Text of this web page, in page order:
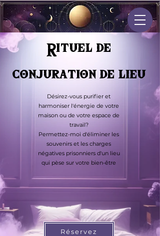
Rituel de
conjuration de lieu
Désirez-vous purifier et
harmoniser l'énergie de votre
maison ou de votre espace de
travail?
Permettez-moi d'éliminer les
souvenirs et les charges
négatives prisonniers d'un lieu
qui pèse sur votre bien-être
Réservez